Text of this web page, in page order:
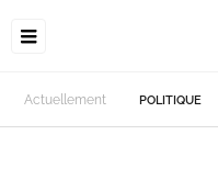
Actuellement POLITIQUE